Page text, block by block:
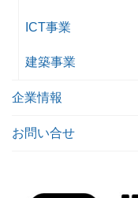
ICT事業
建築事業
企業情報
お問い合せ